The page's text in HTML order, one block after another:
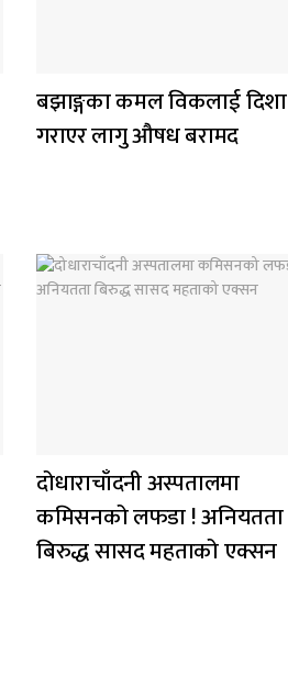
बझाङ्गका कमल विकलाई दिशा
गराएर लागु औषध बरामद
दोधाराचाँदनी अस्पतालमा
कमिसनको लफडा ! अनियतता
बिरुद्ध सासद महताको एक्सन